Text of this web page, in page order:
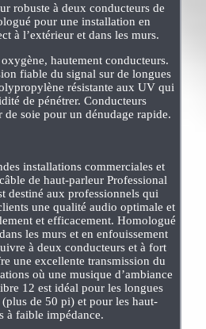
robuste à deux conducteurs de
pour une installation en
à l’extérieur et dans les murs.
hautement conducteurs.
fiable du signal sur de longues
résistante aux UV qui
de pénétrer. Conducteurs
de soie pour un dénudage rapide.
installations commerciales et
de haut-parleur Professional
destiné aux professionnels qui
une qualité audio optimale et
et efficacement. Homologué
les murs et en enfouissement
à deux conducteurs et à fort
une excellente transmission du
où une musique d’ambiance
12 est idéal pour les longues
(plus de 50 pi) et pour les haut-
à faible impédance.